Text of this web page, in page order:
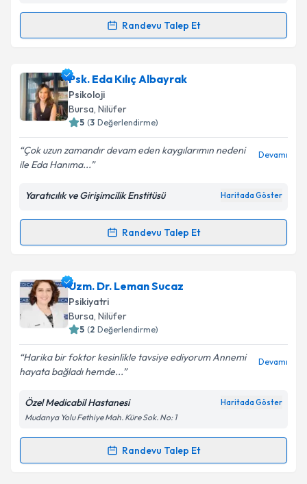
kapsamda işlenmesini kabul ediyorum.
Randevu Talep Et
Randevu Takvimi Talebi
Uzm. Psk. Süeyda Curaiçin randevu takvimi talebi
oluşturun. Size bu uzmandan randevu almanız için bir
takvim hazırlandığında e-posta ile bilgilendireceğiz.
Kişisel verilerimin işlenmesine ilişkin
Aydınlatma
kapsamda işlenmesini kabul ediyorum.
Psk. Eda Kılıç Albayrak
Psikoloji
Bursa, Nilüfer
5 (3 Değerlendirme)
Çok uzun zamandır devam eden kaygılarımın nedeni
ile Eda Hanıma...
Devamı
Yaratıcılık ve Girişimcilik Enstitüsü Haritada Göster
Randevu Talep Et
Randevu Takvimi Talebi
Psk. Eda Kılıç Albayrakiçin randevu takvimi talebi
oluşturun. Size bu uzmandan randevu almanız için bir
takvim hazırlandığında e-posta ile bilgilendireceğiz.
Kişisel verilerimin işlenmesine ilişkin
Aydınlatma
Metni'ni okudum ve kişisel verilerimin belirtilen
kapsamda işlenmesini kabul ediyorum.
Uzm. Dr. Leman Sucaz
Psikiyatri
Bursa, Nilüfer
5 (2 Değerlendirme)
Harika bir foktor kesinlikle tavsiye ediyorum Annemi
hayata bağladı hemde...
Devamı
Özel Medicabil Hastanesi Haritada Göster
Mudanya Yolu Fethiye Mah. Küre Sok. No: 1
Randevu Talep Et
Randevu Takvimi Talebi